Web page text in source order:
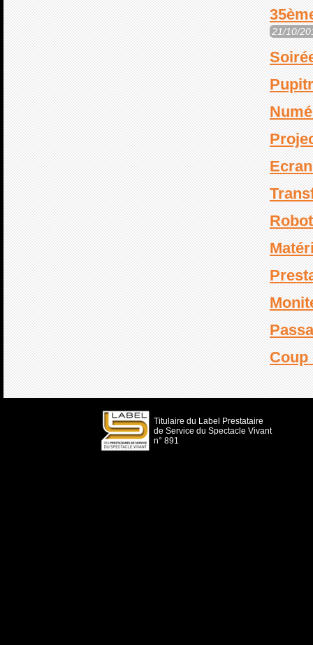
21/10/
Coup
Titulaire du Label Prestataire
de Service du Spectacle Vivant
n° 891